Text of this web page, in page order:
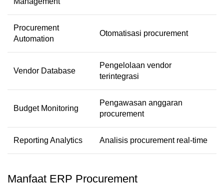
Procurement
Automation
Otomatisasi procurement
Vendor Database
Pengelolaan vendor
terintegrasi
Budget Monitoring
Pengawasan anggaran
procurement
Reporting Analytics Analisis procurement real-time
Manfaat ERP Procurement